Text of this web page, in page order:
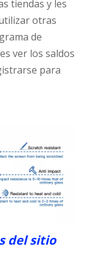
tiendas y les
otras
de
ver los saldos
para
del sitio